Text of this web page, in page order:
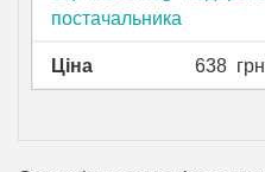
постачальника
Ціна 638 грн